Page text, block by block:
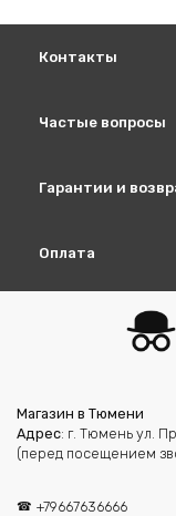
Контакты
Частые вопросы
Гарантии и
Оплата
Магазин в Тюмени
Адрес: г. Тюмень ул.
(перед посещением
+79667636666